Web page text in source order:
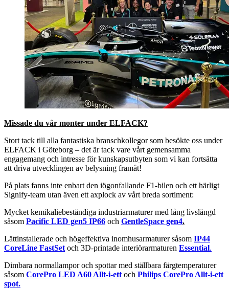
Missade du vår monter under ELFACK?
Stort tack till alla fantastiska branschkollegor som besökte oss under
ELFACK i Göteborg – det är tack vare vårt gemensamma
engagemang och intresse för kunskapsutbyten som vi kan fortsätta
att driva utvecklingen av belysning framåt!
På plats fanns inte enbart den iögonfallande F1-bilen och ett härligt
Signify-team utan även ett axplock av vårt breda sortiment:
Mycket kemikaliebeständiga industriarmaturer med lång livslängd
såsom Pacific LED gen5 IP66 och GentleSpace gen4.
Lättinstallerade och högeffektiva inomhusarmaturer såsom IP44
CoreLine FastSet och 3D-printade interiörarmaturen Essential.
Dimbara normallampor och spottar med ställbara färgtemperaturer
såsom CorePro LED A60 Allt-i-ett och Philips CorePro Allt-i-ett
spot.